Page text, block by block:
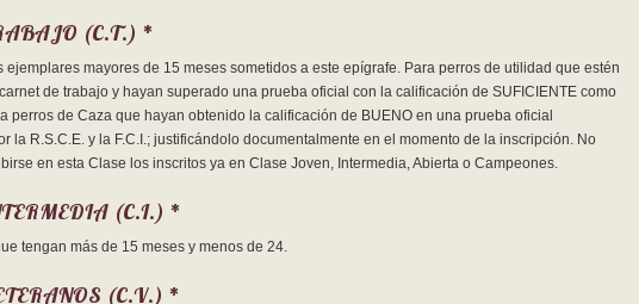
(C.T.) *
ejemplares mayores de 15 meses sometidos a este epígrafe. Para perros de utilidad que estén
de trabajo y hayan superado una prueba oficial con la calificación de SUFICIENTE como
perros de Caza que hayan obtenido la calificación de BUENO en una prueba oficial
la R.S.C.E. y la F.C.I.; justificándolo documentalmente en el momento de la inscripción. No
en esta Clase los inscritos ya en Clase Joven, Intermedia, Abierta o Campeones.
(C.I.) *
tengan más de 15 meses y menos de 24.
(C.V.) *